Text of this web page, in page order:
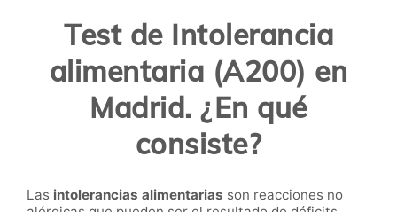
Test de Intolerancia
alimentaria (A200) en
Madrid. ¿En qué
consiste?
Las intolerancias alimentarias son reacciones no